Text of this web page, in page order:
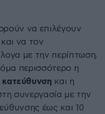
να επιλέγουν
και να τον
με την περίπτωση.
περισσότερο η
κατεύθυνση και η
συνεργασία με την
έως και 10